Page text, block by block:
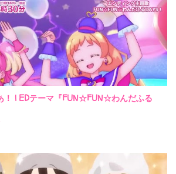
！ | EDテーマ『FUN☆FUN☆わんだふる